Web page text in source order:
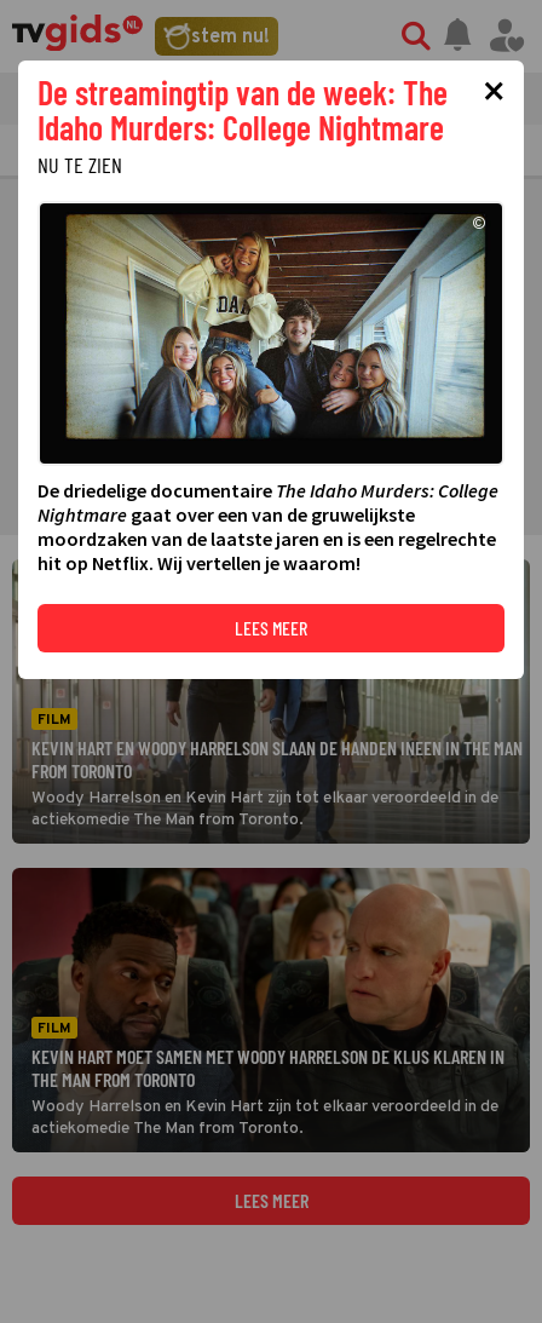
stem nu!
tvgids streaming nieuws
PRIMETIME GEMIST
FILM
KEVIN HART EN WOODY HARRELSON SLAAN DE HANDEN INEEN IN THE MAN
FROM TORONTO
Woody Harrelson en Kevin Hart zijn tot elkaar veroordeeld in de
actiekomedie The Man from Toronto.
FILM
KEVIN HART MOET SAMEN MET WOODY HARRELSON DE KLUS KLAREN IN
THE MAN FROM TORONTO
Woody Harrelson en Kevin Hart zijn tot elkaar veroordeeld in de
actiekomedie The Man from Toronto.
LEES MEER
×
De streamingtip van de week: The
Idaho Murders: College Nightmare
NU TE ZIEN
©
De driedelige documentaire The Idaho Murders: College
Nightmare gaat over een van de gruwelijkste
moordzaken van de laatste jaren en is een regelrechte
hit op Netflix. Wij vertellen je waarom!
LEES MEER